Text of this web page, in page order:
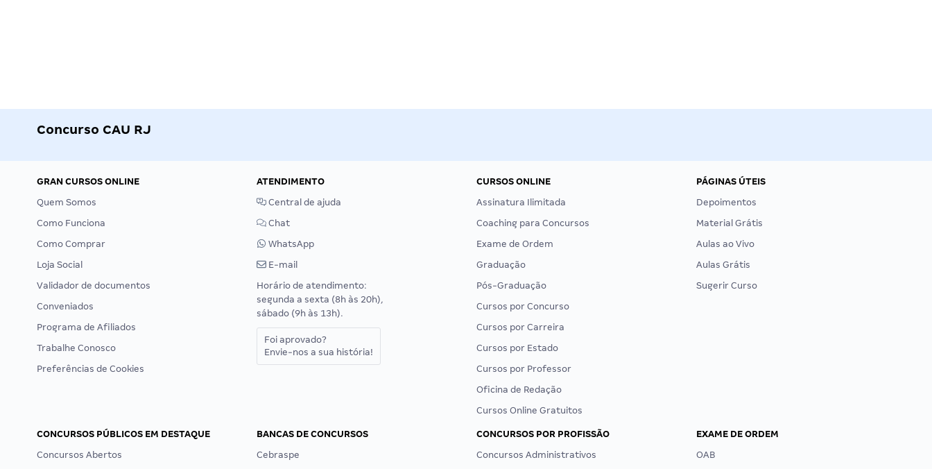
Concurso CAU RJ
GRAN CURSOS ONLINE
Quem Somos
Como Funciona
Como Comprar
Loja Social
Validador de documentos
Conveniados
Programa de Afiliados
Trabalhe Conosco
Preferências de Cookies
ATENDIMENTO
Central de ajuda
Chat
WhatsApp
E-mail
Horário de atendimento:
segunda a sexta (8h às 20h),
sábado (9h às 13h).
Foi aprovado?
Envie-nos a sua história!
CURSOS ONLINE
Assinatura Ilimitada
Coaching para Concursos
Exame de Ordem
Graduação
Pós-Graduação
Cursos por Concurso
Cursos por Carreira
Cursos por Estado
Cursos por Professor
Oficina de Redação
Cursos Online Gratuitos
PÁGINAS ÚTEIS
Depoimentos
Material Grátis
Aulas ao Vivo
Aulas Grátis
Sugerir Curso
CONCURSOS PÚBLICOS EM DESTAQUE
Concursos Abertos
BANCAS DE CONCURSOS
Cebraspe
CONCURSOS POR PROFISSÃO
Concursos Administrativos
EXAME DE ORDEM
OAB